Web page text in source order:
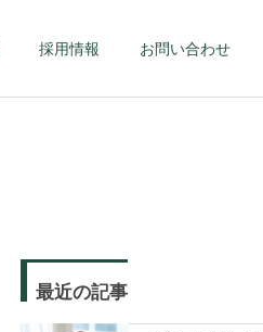
採用情報 お問い合わせ
最近の記事